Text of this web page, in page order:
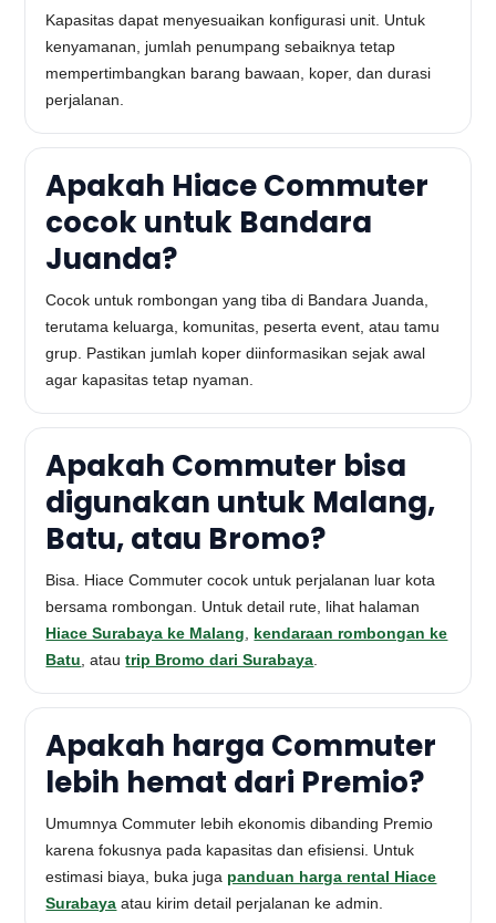
Kapasitas dapat menyesuaikan konfigurasi unit. Untuk
kenyamanan, jumlah penumpang sebaiknya tetap
mempertimbangkan barang bawaan, koper, dan durasi
perjalanan.
Apakah Hiace Commuter
cocok untuk Bandara
Juanda?
Cocok untuk rombongan yang tiba di Bandara Juanda,
terutama keluarga, komunitas, peserta event, atau tamu
grup. Pastikan jumlah koper diinformasikan sejak awal
agar kapasitas tetap nyaman.
Apakah Commuter bisa
digunakan untuk Malang,
Batu, atau Bromo?
Bisa. Hiace Commuter cocok untuk perjalanan luar kota
bersama rombongan. Untuk detail rute, lihat halaman
Hiace Surabaya ke Malang
kendaraan rombongan ke
Batu , atautrip Bromo dari Surabaya
Apakah harga Commuter
lebih hemat dari Premio?
Umumnya Commuter lebih ekonomis dibanding Premio
karena fokusnya pada kapasitas dan efisiensi. Untuk
estimasi biaya, buka juga panduan harga rental Hiace
Surabaya atau kirim detail perjalanan ke admin.